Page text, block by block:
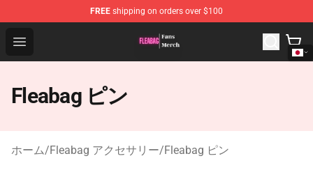
FREE shipping on orders over $100
Open menu
Fleabag Store - Official Fleabag Merchandise Shop
Fleabag ピン
ホーム/Fleabag アクセサリー/Fleabag ピン